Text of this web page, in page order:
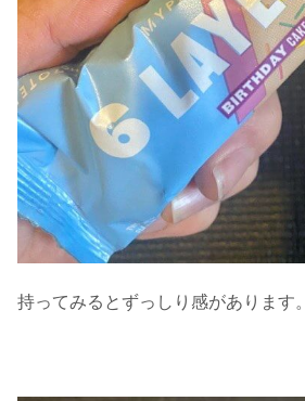
持ってみるとずっしり感があります。